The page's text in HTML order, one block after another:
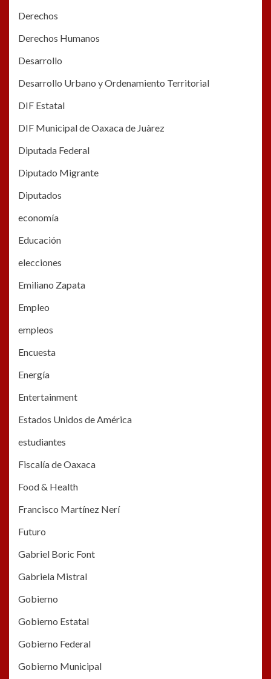
Derechos
Derechos Humanos
Desarrollo
Desarrollo Urbano y Ordenamiento Territorial
DIF Estatal
DIF Municipal de Oaxaca de Juàrez
Diputada Federal
Diputado Migrante
Diputados
economía
Educación
elecciones
Emiliano Zapata
Empleo
empleos
Encuesta
Energía
Entertainment
Estados Unidos de América
estudiantes
Fiscalía de Oaxaca
Food & Health
Francisco Martínez Nerí
Futuro
Gabriel Boric Font
Gabriela Mistral
Gobierno
Gobierno Estatal
Gobierno Federal
Gobierno Municipal